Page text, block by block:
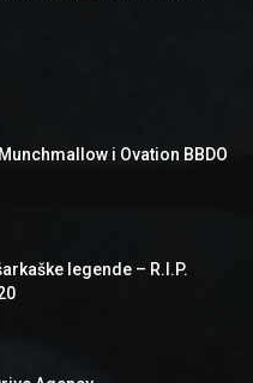
i Ovation BBDO
legende – R.I.P.